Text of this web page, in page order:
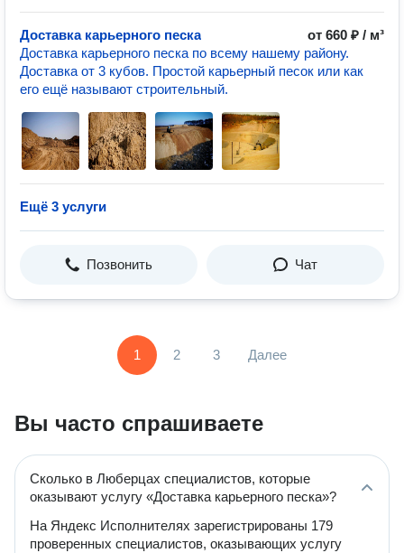
Доставка карьерного песка
от 660 ₽ / м³
Доставка карьерного песка по всему нашему району.
Доставка от 3 кубов. Простой карьерный песок или как
его ещё называют строительный.
Ещё 3 услуги
Позвонить Чат
1 2 3 Далее
Вы часто спрашиваете
Сколько в Люберцах специалистов, которые
оказывают услугу «Доставка карьерного песка»?
На Яндекс Исполнителях зарегистрированы 179
проверенных специалистов, оказывающих услугу